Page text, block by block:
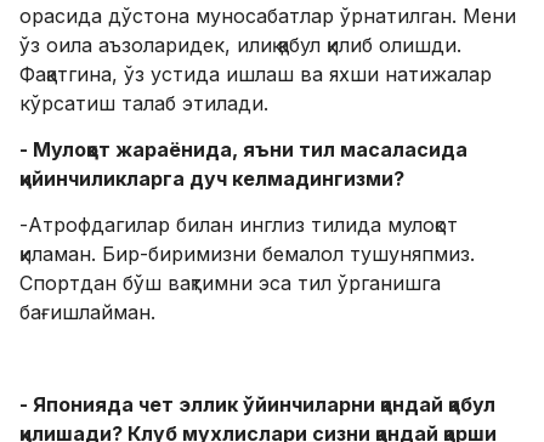
орасида дўстона муносабатлар ўрнатилган. Мени
ўз оила аъзоларидек, илиқ қабул қилиб олишди.
Фақатгина, ўз устида ишлаш ва яхши натижалар
кўрсатиш талаб этилади.
- Мулоқот жараёнида, яъни тил масаласида
қийинчиликларга дуч келмадингизми?
-Атрофдагилар билан инглиз тилида мулоқот
қиламан. Бир-биримизни бемалол тушуняпмиз.
Спортдан бўш вақтимни эса тил ўрганишга
бағишлайман.
- Японияда чет эллик ўйинчиларни қандай қабул
қилишади? Клуб мухлислари сизни қандай қарши